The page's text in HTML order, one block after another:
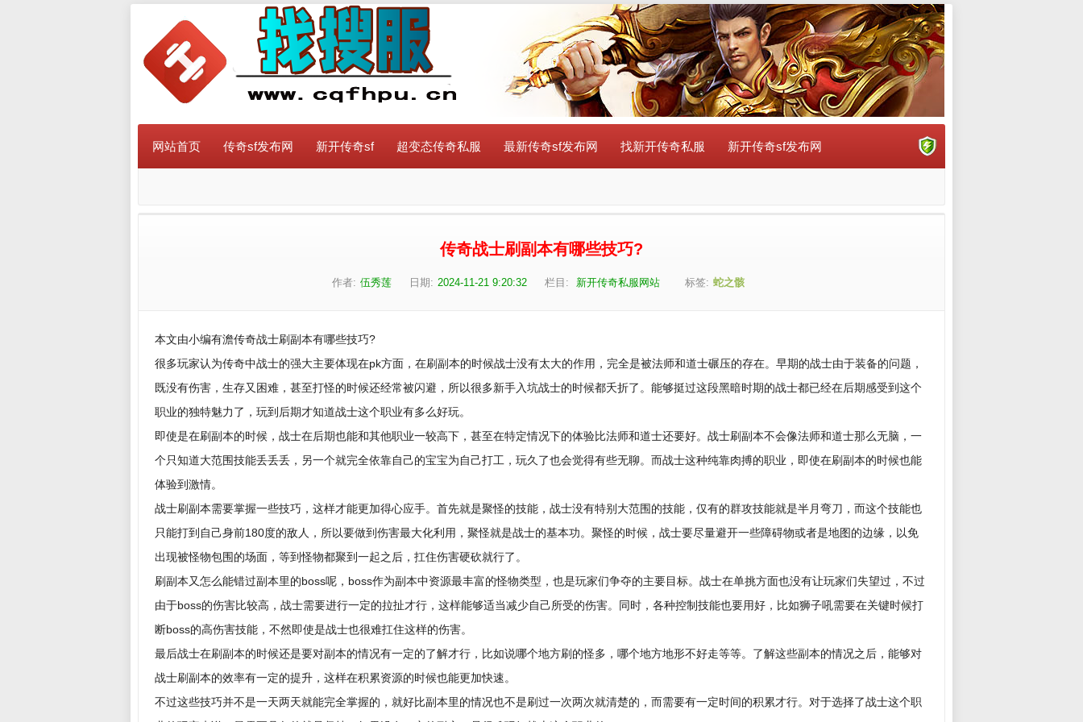
网站首页 传奇sf发布网 新开传奇sf 超变态传奇私服 最新传奇sf发布网 找新开传奇私服 新开传奇sf发布网
传奇战士刷副本有哪些技巧?
作者: 伍秀莲 日期: 2024-11-21 9:20:32 栏目: 新开传奇私服网站 标签: 蛇之骸
本文由小编有澹传奇战士刷副本有哪些技巧?
很多玩家认为传奇中战士的强大主要体现在pk方面，在刷副本的时候战士没有太大的作用，完全是被法师和道士碾压的存在。早期的战士由于装备的问题，
既没有伤害，生存又困难，甚至打怪的时候还经常被闪避，所以很多新手入坑战士的时候都夭折了。能够挺过这段黑暗时期的战士都已经在后期感受到这个
职业的独特魅力了，玩到后期才知道战士这个职业有多么好玩。
即使是在刷副本的时候，战士在后期也能和其他职业一较高下，甚至在特定情况下的体验比法师和道士还要好。战士刷副本不会像法师和道士那么无脑，一
个只知道大范围技能丢丢丢，另一个就完全依靠自己的宝宝为自己打工，玩久了也会觉得有些无聊。而战士这种纯靠肉搏的职业，即使在刷副本的时候也能
体验到激情。
战士刷副本需要掌握一些技巧，这样才能更加得心应手。首先就是聚怪的技能，战士没有特别大范围的技能，仅有的群攻技能就是半月弯刀，而这个技能也
只能打到自己身前180度的敌人，所以要做到伤害最大化利用，聚怪就是战士的基本功。聚怪的时候，战士要尽量避开一些障碍物或者是地图的边缘，以免
出现被怪物包围的场面，等到怪物都聚到一起之后，扛住伤害硬砍就行了。
刷副本又怎么能错过副本里的boss呢，boss作为副本中资源最丰富的怪物类型，也是玩家们争夺的主要目标。战士在单挑方面也没有让玩家们失望过，不过
由于boss的伤害比较高，战士需要进行一定的拉扯才行，这样能够适当减少自己所受的伤害。同时，各种控制技能也要用好，比如狮子吼需要在关键时候打
断boss的高伤害技能，不然即使是战士也很难扛住这样的伤害。
最后战士在刷副本的时候还是要对副本的情况有一定的了解才行，比如说哪个地方刷的怪多，哪个地方地形不好走等等。了解这些副本的情况之后，能够对
战士刷副本的效率有一定的提升，这样在积累资源的时候也能更加快速。
不过这些技巧并不是一天两天就能完全掌握的，就好比副本里的情况也不是刷过一次两次就清楚的，而需要有一定时间的积累才行。对于选择了战士这个职